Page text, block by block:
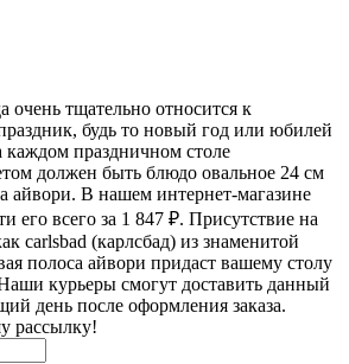
очень тщательно относится к
будь то новый год или юбилей
каждом праздничном столе
должен быть блюдо овальное 24 см
айвори. В нашем интернет-магазине
его всего за 1 847 ₽. Присутствие на
carlsbad (карлсбад) из знаменитой
полоса айвори придаст вашему столу
курьеры смогут доставить данный
день после оформления заказа.
рассылку!